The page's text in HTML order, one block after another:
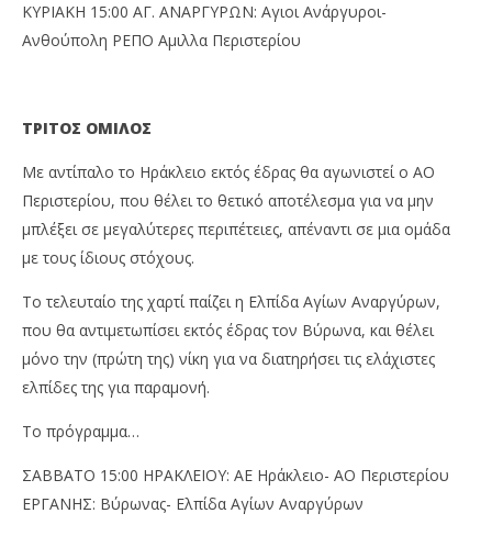
ΚΥΡΙΑΚΗ 15:00 ΑΓ. ΑΝΑΡΓΥΡΩΝ: Αγιοι Ανάργυροι-
Ανθούπολη ΡΕΠΟ Αμιλλα Περιστερίου
ΤΡΙΤΟΣ ΟΜΙΛΟΣ
Με αντίπαλο το Ηράκλειο εκτός έδρας θα αγωνιστεί ο ΑΟ
Περιστερίου, που θέλει το θετικό αποτέλεσμα για να μην
μπλέξει σε μεγαλύτερες περιπέτειες, απέναντι σε μια ομάδα
με τους ίδιους στόχους.
Το τελευταίο της χαρτί παίζει η Ελπίδα Αγίων Αναργύρων,
που θα αντιμετωπίσει εκτός έδρας τον Βύρωνα, και θέλει
μόνο την (πρώτη της) νίκη για να διατηρήσει τις ελάχιστες
ελπίδες της για παραμονή.
Το πρόγραμμα…
ΣΑΒΒΑΤΟ 15:00 ΗΡΑΚΛΕΙΟΥ: ΑΕ Ηράκλειο- ΑΟ Περιστερίου
ΕΡΓΑΝΗΣ: Βύρωνας- Ελπίδα Αγίων Αναργύρων